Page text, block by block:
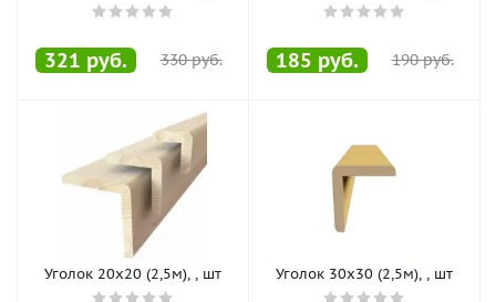
321 руб. 330руб. 185 руб. 190руб.
Уголок 20х20 (2,5м), , шт Уголок 30х30 (2,5м), , шт